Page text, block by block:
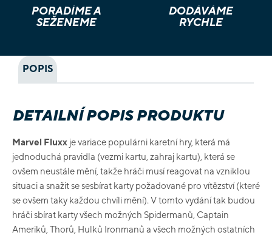
PORADÍME A
SEŽENEME
DODÁVÁME
RYCHLE
POPIS
DETAILNÍ POPIS PRODUKTU
Marvel Fluxx je variace populárni karetní hry, která má
jednoduchá pravidla (vezmi kartu, zahraj kartu), která se
ovšem neustále mění, takže hráči musí reagovat na vzniklou
situaci a snažit se sesbírat karty požadované pro vítězství (které
se ovšem taky každou chvíli mění). V tomto vydání tak budou
hráči sbírat karty všech možných Spidermanů, Captain
Ameriků, Thorů, Hulků Ironmanů a všech možných ostatních